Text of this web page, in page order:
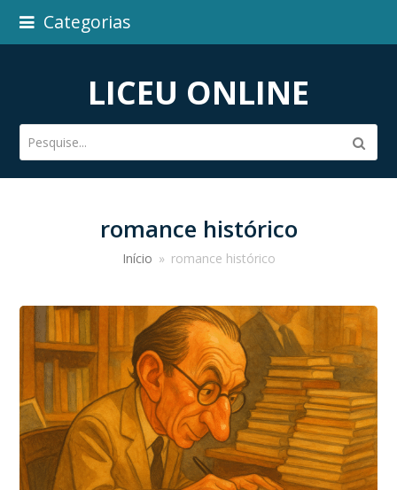
Categorias
LICEU ONLINE
Pesquise...
romance histórico
Início » romance histórico